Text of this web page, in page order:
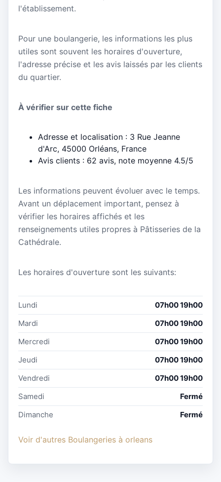
l'établissement.
Pour une boulangerie, les informations les plus
utiles sont souvent les horaires d'ouverture,
l'adresse précise et les avis laissés par les clients
du quartier.
À vérifier sur cette fiche
Adresse et localisation : 3 Rue Jeanne
d'Arc, 45000 Orléans, France
Avis clients : 62 avis, note moyenne 4.5/5
Les informations peuvent évoluer avec le temps.
Avant un déplacement important, pensez à
vérifier les horaires affichés et les
renseignements utiles propres à Pâtisseries de la
Cathédrale.
Les horaires d'ouverture sont les suivants:
Lundi
07h00 19h00
Mardi
07h00 19h00
Mercredi
07h00 19h00
Jeudi
07h00 19h00
Vendredi
07h00 19h00
Samedi
Fermé
Dimanche
Fermé
Voir d'autres Boulangeries à orleans